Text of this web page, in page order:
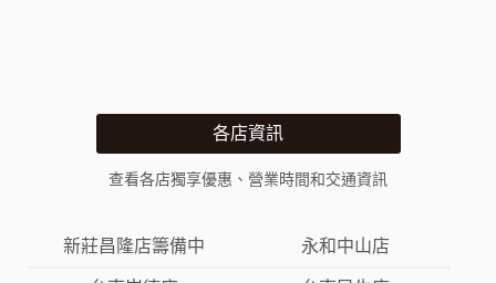
各店資訊
查看各店獨享優惠、營業時間和交通資訊
新莊昌隆店籌備中 永和中山店